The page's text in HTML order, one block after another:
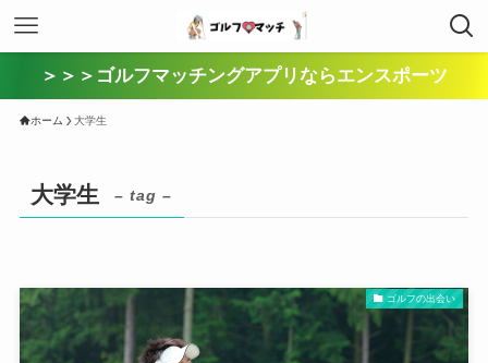
＞＞＞ゴルフマッチングアプリならエンスポーツ
ホーム 大学生
大学生 – tag –
ゴルフの出会い